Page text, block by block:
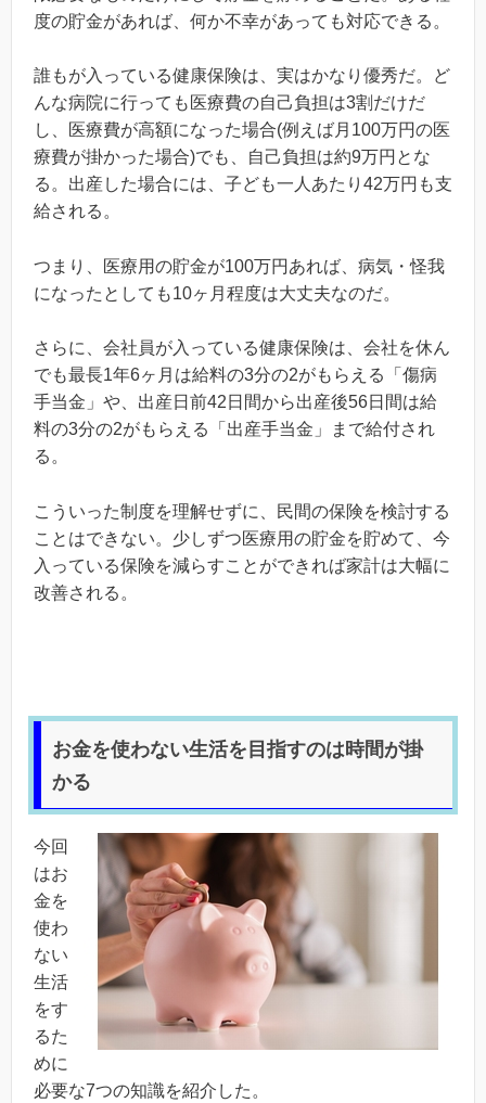
度の貯金があれば、何か不幸があっても対応できる。
誰もが入っている健康保険は、実はかなり優秀だ。ど
んな病院に行っても医療費の自己負担は3割だけだ
し、医療費が高額になった場合(例えば月100万円の医
療費が掛かった場合)でも、自己負担は約9万円とな
る。出産した場合には、子ども一人あたり42万円も支
給される。
つまり、医療用の貯金が100万円あれば、病気・怪我
になったとしても10ヶ月程度は大丈夫なのだ。
さらに、会社員が入っている健康保険は、会社を休ん
でも最長1年6ヶ月は給料の3分の2がもらえる「傷病
手当金」や、出産日前42日間から出産後56日間は給
料の3分の2がもらえる「出産手当金」まで給付され
る。
こういった制度を理解せずに、民間の保険を検討する
ことはできない。少しずつ医療用の貯金を貯めて、今
入っている保険を減らすことができれば家計は大幅に
改善される。
お金を使わない生活を目指すのは時間が掛
かる
今回
はお
金を
使わ
ない
生活
をす
るた
めに
必要な7つの知識を紹介した。